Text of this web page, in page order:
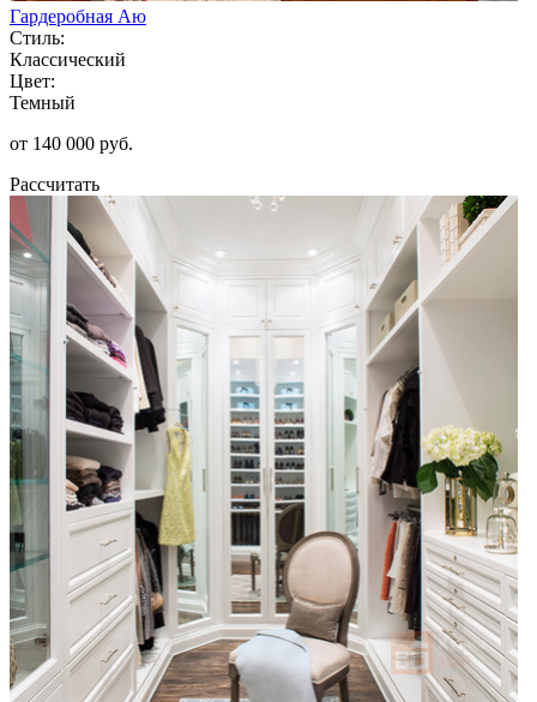
Гардеробная Аю
Стиль:
Классический
Цвет:
Темный
от 140 000 руб.
Рассчитать